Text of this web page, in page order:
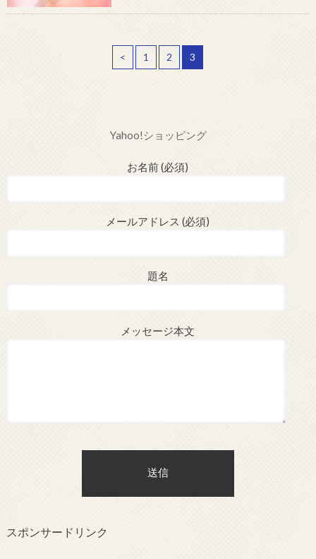
< 1 2 3
Yahoo!ショッピング
お名前 (必須)
メールアドレス (必須)
題名
メッセージ本文
スポンサードリンク